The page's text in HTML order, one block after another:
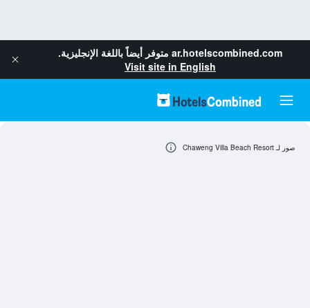
ar.hotelscombined.com متوفر أيضاً باللغة الإنجليزية.
Visit site in English
صور لـ Chaweng Villa Beach Resort